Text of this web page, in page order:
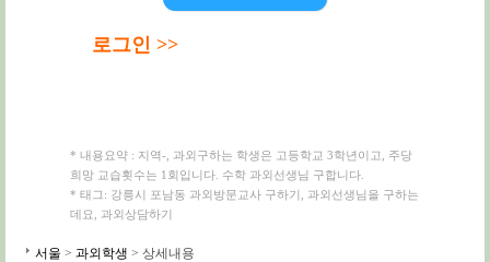
로그인 >>
* 내용요약 : 지역-, 과외구하는 학생은 고등학교 3학년이고, 주당
희망 교습횟수는 1회입니다. 수학 과외선생님 구합니다.
* 태그: 강릉시 포남동 과외방문교사 구하기, 과외선생님을 구하는
데요, 과외상담하기
서울 > 과외학생 > 상세내용